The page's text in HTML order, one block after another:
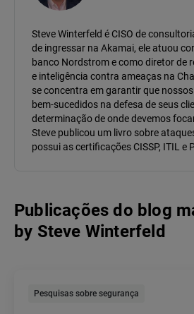
Steve Winterfeld é CISO de
de ingressar na Akamai, ele atuou
banco Nordstrom e como diretor de
e inteligência contra ameaças na
se concentra em garantir que
bem-sucedidos na defesa de seus
determinação de onde devemos
Steve publicou um livro sobre
possui as certificações CISSP, ITIL e
Publicações do blog
by Steve Winterfeld
Pesquisas sobre segurança